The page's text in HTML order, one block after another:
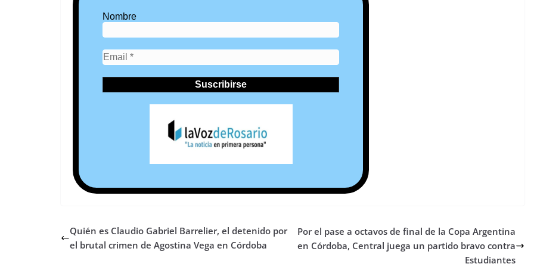
Nombre
Quién es Claudio Gabriel Barrelier, el detenido por
el brutal crimen de Agostina Vega en Córdoba
Por el pase a octavos de final de la Copa Argentina
en Córdoba, Central juega un partido bravo contra
Estudiantes